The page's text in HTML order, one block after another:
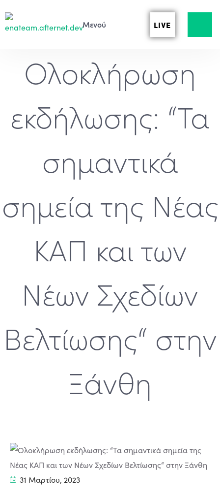
LIVE
Ολοκλήρωση
εκδήλωσης: “Τα
σημαντικά
σημεία της Νέας
ΚΑΠ και των
Νέων Σχεδίων
Βελτίωσης“ στην
Ξάνθη
31 Μαρτίου, 2023